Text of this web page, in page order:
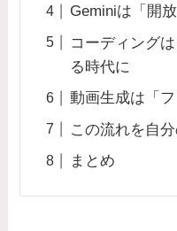
Geminiは「開
コーディング
る時代に
動画生成は「
この流れを自
まとめ